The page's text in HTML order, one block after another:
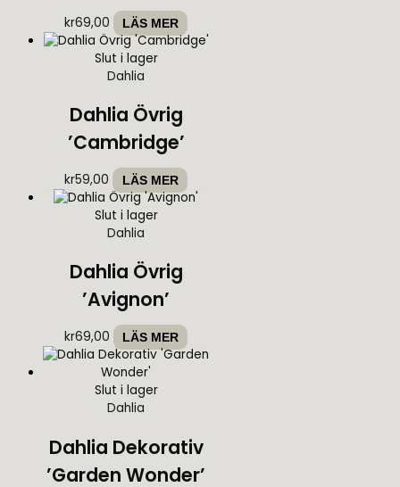
kr69,00 LÄS MER
Slut i lager
Dahlia
Dahlia Övrig
’Cambridge’
kr59,00 LÄS MER
Slut i lager
Dahlia
Dahlia Övrig
’Avignon’
kr69,00 LÄS MER
Slut i lager
Dahlia
Dahlia Dekorativ
’Garden Wonder’